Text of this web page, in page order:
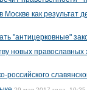
как результат
"антицерковные"
новых православных